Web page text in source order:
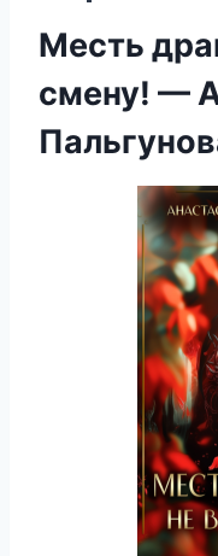
Месть
смену! —